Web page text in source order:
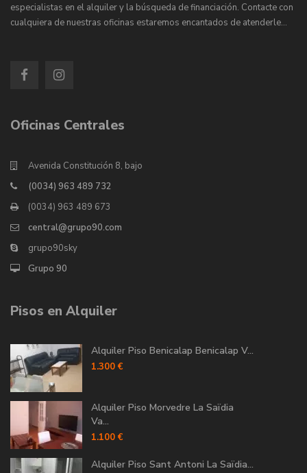
especialistas en el alquiler y la búsqueda de financiación. Contacte con
cualquiera de nuestras oficinas estaremos encantados de atenderle…
Oficinas Centrales
Avenida Constitución 8, bajo
(0034) 963 489 732
(0034) 963 489 673
central@grupo90.com
grupo90sky
Grupo 90
Pisos en Alquiler
Alquiler Piso Benicalap Benicalap V...
1.300 €
Alquiler Piso Morvedre La Saïdia
Va...
1.100 €
Alquiler Piso Sant Antoni La Saïdia...